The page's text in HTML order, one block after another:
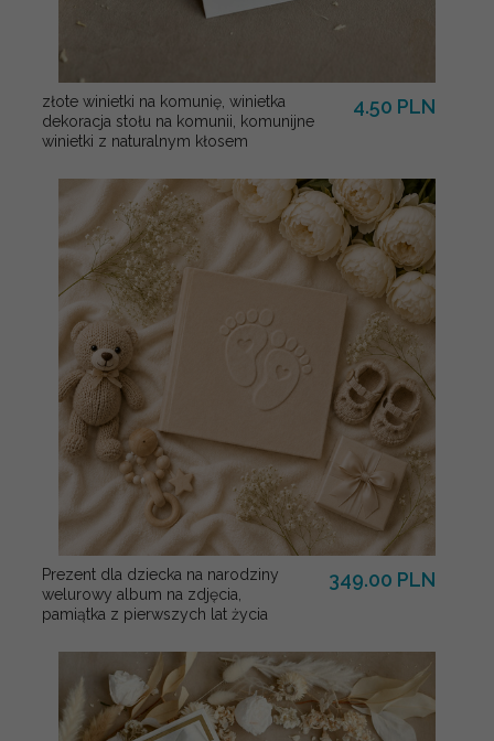
złote winietki na komunię, winietka
dekoracja stołu na komunii, komunijne
winietki z naturalnym kłosem
4.50 PLN
Prezent dla dziecka na narodziny
welurowy album na zdjęcia,
pamiątka z pierwszych lat życia
349.00 PLN